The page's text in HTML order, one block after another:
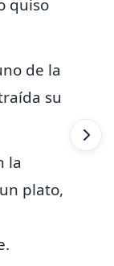
quiso
de la
su
la
plato,